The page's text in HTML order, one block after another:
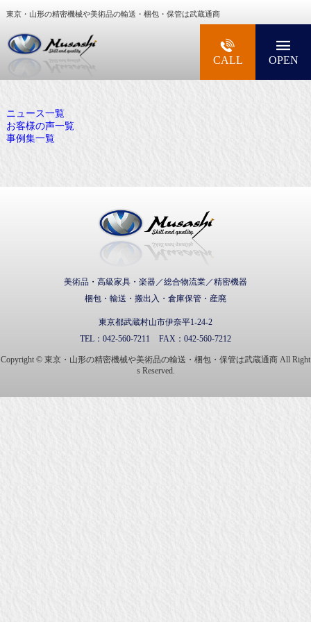
東京・山形の精密機械や美術品の輸送・梱包・保管は武蔵通商
大型精密機械・美術品・高級楽器の梱包・輸送
CALL OPEN
ニュース一覧
お客様の声一覧
事例集一覧
美術品・高級家具・楽器／総合物流業／精密機器
梱包・輸送・搬出入・倉庫保管・産廃
東京都武蔵村山市伊奈平1-24-2
TEL： 042-560-7211 FAX： 042-560-7212
Copyright © 東京・山形の精密機械や美術品の輸送・梱包・保管は武蔵通商 All Right
s Reserved.